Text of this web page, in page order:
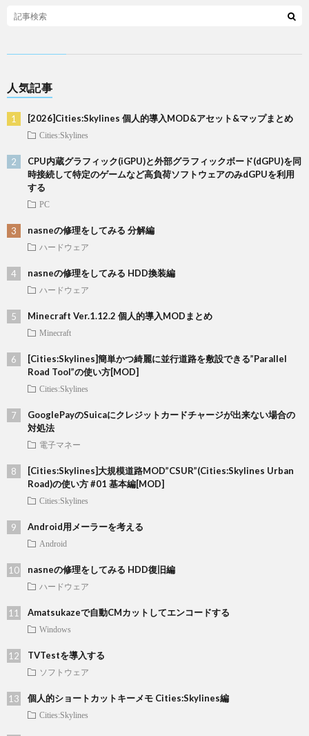
人気記事
[2026]Cities:Skylines 個人的導入MOD&アセット&マップまとめ
Cities:Skylines
CPU内蔵グラフィック(iGPU)と外部グラフィックボード(dGPU)を同
時接続して特定のゲームなど高負荷ソフトウェアのみdGPUを利用
する
PC
nasneの修理をしてみる 分解編
ハードウェア
nasneの修理をしてみる HDD換装編
ハードウェア
Minecraft Ver.1.12.2 個人的導入MODまとめ
Minecraft
[Cities:Skylines]簡単かつ綺麗に並行道路を敷設できる”Parallel
Road Tool”の使い方[MOD]
Cities:Skylines
GooglePayのSuicaにクレジットカードチャージが出来ない場合の
対処法
電子マネー
[Cities:Skylines]大規模道路MOD”CSUR”(Cities:Skylines Urban
Road)の使い方 #01 基本編[MOD]
Cities:Skylines
Android用メーラーを考える
Android
nasneの修理をしてみる HDD復旧編
ハードウェア
Amatsukazeで自動CMカットしてエンコードする
Windows
TVTestを導入する
ソフトウェア
個人的ショートカットキーメモ Cities:Skylines編
Cities:Skylines